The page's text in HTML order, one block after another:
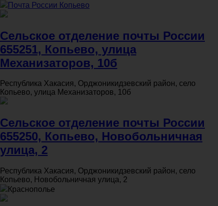
Почта России Копьево
Сельское отделение почты России
655251, Копьево, улица
Механизаторов, 10б
Республика Хакасия, Орджоникидзевский район, село
Копьево, улица Механизаторов, 10б
Сельское отделение почты России
655250, Копьево, Новобольничная
улица, 2
Республика Хакасия, Орджоникидзевский район, село
Копьево, Новобольничная улица, 2
Краснополье